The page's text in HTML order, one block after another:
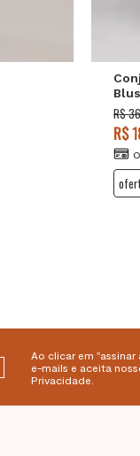
R$
R$
Ao clicar em
e-mails e aceita
Privacidade.